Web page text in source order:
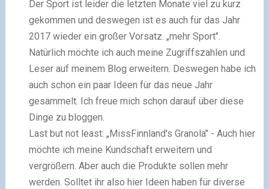
Der Sport ist leider die letzten Monate viel zu kurz
gekommen und deswegen ist es auch für das Jahr
2017 wieder ein großer Vorsatz. „mehr Sport".
Natürlich möchte ich auch meine Zugriffszahlen und
Leser auf meinem Blog erweitern. Deswegen habe ich
auch schon ein paar Ideen für das neue Jahr
gesammelt. Ich freue mich schon darauf über diese
Dinge zu bloggen.
Last but not least: „MissFinnland's Granola" - Auch hier
möchte ich meine Kundschaft erweitern und
vergrößern. Aber auch die Produkte sollen mehr
werden. Solltet ihr also hier Ideen haben für diverse